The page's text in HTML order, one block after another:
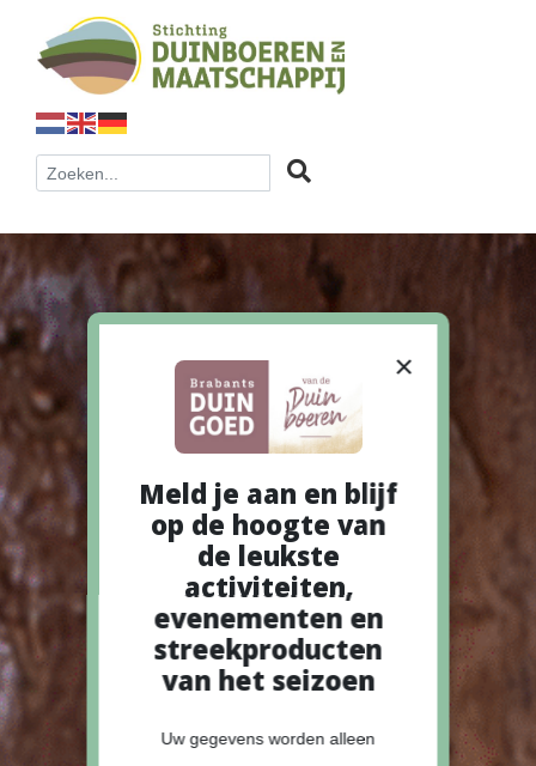
×
Meld je aan en blijf
op de hoogte van
de leukste
activiteiten,
evenementen en
streekproducten
van het seizoen
Uw gegevens worden alleen